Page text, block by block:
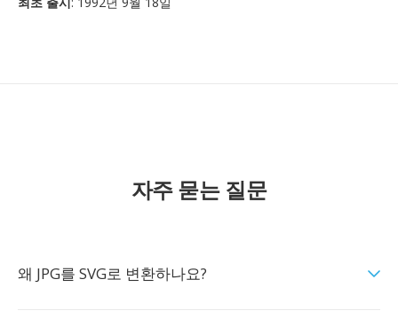
자주 묻는 질문
왜 JPG를 SVG로 변환하나요?